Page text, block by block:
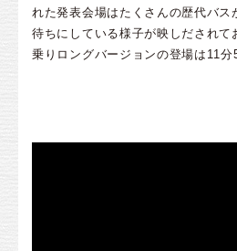
れた発表会場はたくさんの歴代バス
待ちにしている様子が映しだされ
乗りロングバージョンの登場は11分